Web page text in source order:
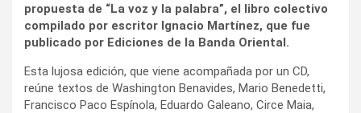
propuesta de “La voz y la palabra”, el libro colectivo
compilado por escritor Ignacio Martínez, que fue
publicado por Ediciones de la Banda Oriental.
Esta lujosa edición, que viene acompañada por un CD,
reúne textos de Washington Benavides, Mario Benedetti,
Francisco Paco Espínola, Eduardo Galeano, Circe Maia,